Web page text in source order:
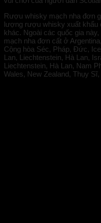
Rượu whisky mạch nha đơn
lượng rượu whisky xuất khẩu
khác. Ngoài các quốc gia
mạch nha đơn cất ở
Cộng hòa Séc, Pháp, Đức,
Lan, Liechtenstein, Hà Lan,
Liechtenstein, Hà Lan, Nam
Wales, New Zealand, Thụy